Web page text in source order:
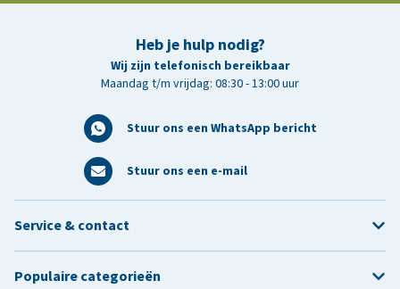
Heb je hulp nodig?
Wij zijn telefonisch bereikbaar
Maandag t/m vrijdag: 08:30 - 13:00 uur
Stuur ons een WhatsApp bericht
Stuur ons een e-mail
Service & contact
Populaire categorieën